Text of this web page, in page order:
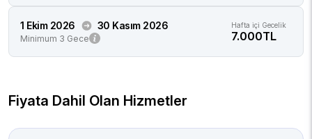
1 Ekim 2026 30 Kasım 2026
Minimum 3 Gece
Hafta içi Gecelik
7.000TL
Fiyata Dahil Olan Hizmetler